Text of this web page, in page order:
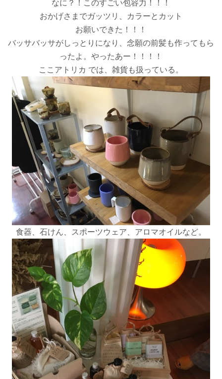
なに？！このすごい包容力！！！
おかげさまでガッツリ、カラーとカット
お願いできた！！！
バッサバッサがしっとりになり、念願の前髪も作ってもら
ったよ。やったあー！！！！
ここアトリカ では、雑貨も扱っている。
食器、石けん、スポーツウェア、アロマオイルなど。